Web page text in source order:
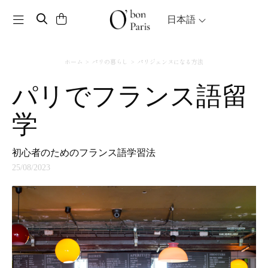
Toggle navigation 日本語
ホーム パリの暮らし パリジェンヌになる方法
パリでフランス語留
学
初心者のためのフランス語学習法
25/08/2023